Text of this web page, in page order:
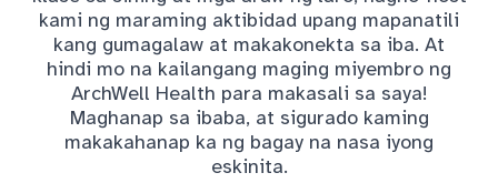
kami ng maraming aktibidad upang mapanatili
kang gumagalaw at makakonekta sa iba. At
hindi mo na kailangang maging miyembro ng
ArchWell Health para makasali sa saya!
Maghanap sa ibaba, at sigurado kaming
makakahanap ka ng bagay na nasa iyong
eskinita.